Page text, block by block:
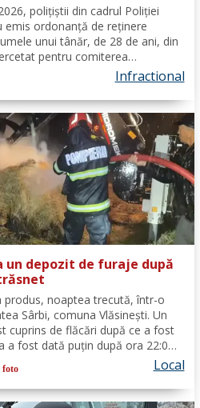
polițiștii din cadrul Poliției
emis ordonanță de reținere
unui tânăr, de 28 de ani, din
pentru comiterea
probatoriului administrat, s-a
Infractional
un depozit de furaje după
produs, noaptea trecută, într-o
Sârbi, comuna Vlăsinești. Un
cuprins de flăcări după ce a fost
a fost dată puțin după ora 22:00.
cel mai scurt timp, pompierii din
foto Local